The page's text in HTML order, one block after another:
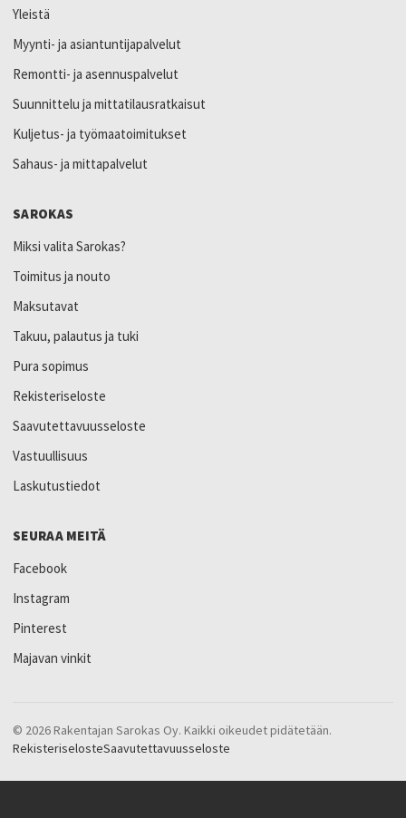
Yleistä
Myynti- ja asiantuntijapalvelut
Remontti- ja asennuspalvelut
Suunnittelu ja mittatilausratkaisut
Kuljetus- ja työmaatoimitukset
Sahaus- ja mittapalvelut
SAROKAS
Miksi valita Sarokas?
Toimitus ja nouto
Maksutavat
Takuu, palautus ja tuki
Pura sopimus
Rekisteriseloste
Saavutettavuusseloste
Vastuullisuus
Laskutustiedot
SEURAA MEITÄ
Facebook
Instagram
Pinterest
Majavan vinkit
© 2026 Rakentajan Sarokas Oy. Kaikki oikeudet pidätetään.
RekisteriselosteSaavutettavuusseloste